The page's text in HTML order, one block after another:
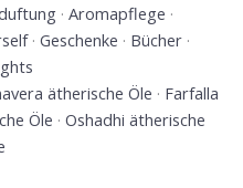
· Aromapflege ·
· Geschenke · Bücher·
ätherische Öle · Farfalla
Öle · Oshadhi ätherische